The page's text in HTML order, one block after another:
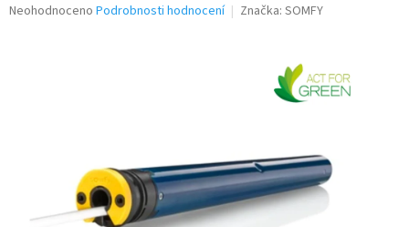
Průměrné
Neohodnoceno Podrobnosti hodnocení Značka: SOMFY